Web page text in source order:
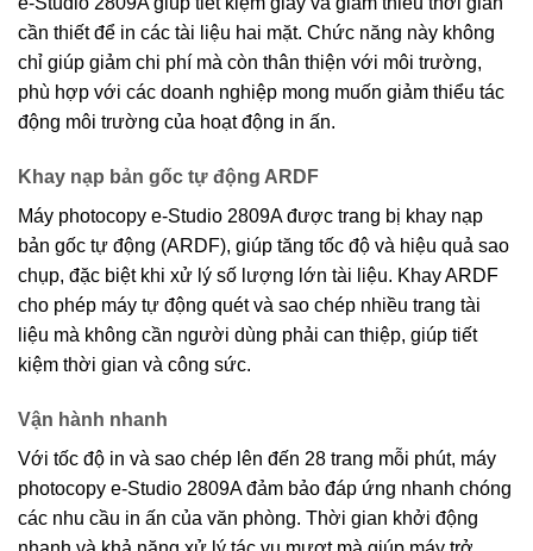
cần thiết để in các tài liệu hai mặt. Chức năng này không
chỉ giúp giảm chi phí mà còn thân thiện với môi trường,
phù hợp với các doanh nghiệp mong muốn giảm thiểu tác
động môi trường của hoạt động in ấn.
Khay nạp bản gốc tự động ARDF
Máy photocopy e-Studio 2809A được trang bị khay nạp
bản gốc tự động (ARDF), giúp tăng tốc độ và hiệu quả sao
chụp, đặc biệt khi xử lý số lượng lớn tài liệu. Khay ARDF
cho phép máy tự động quét và sao chép nhiều trang tài
liệu mà không cần người dùng phải can thiệp, giúp tiết
kiệm thời gian và công sức.
Vận hành nhanh
Với tốc độ in và sao chép lên đến 28 trang mỗi phút, máy
photocopy e-Studio 2809A đảm bảo đáp ứng nhanh chóng
các nhu cầu in ấn của văn phòng. Thời gian khởi động